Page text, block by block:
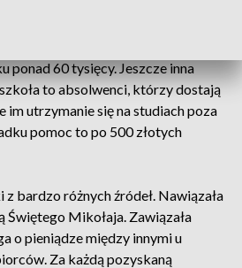
ponad 60 tysięcy. Jeszcze inna
to absolwenci, którzy dostają
im utrzymanie się na studiach poza
pomoc to po 500 złotych
z bardzo różnych źródeł. Nawiązała
Świętego Mikołaja. Zawiązała
o pieniądze między innymi u
Za każdą pozyskaną